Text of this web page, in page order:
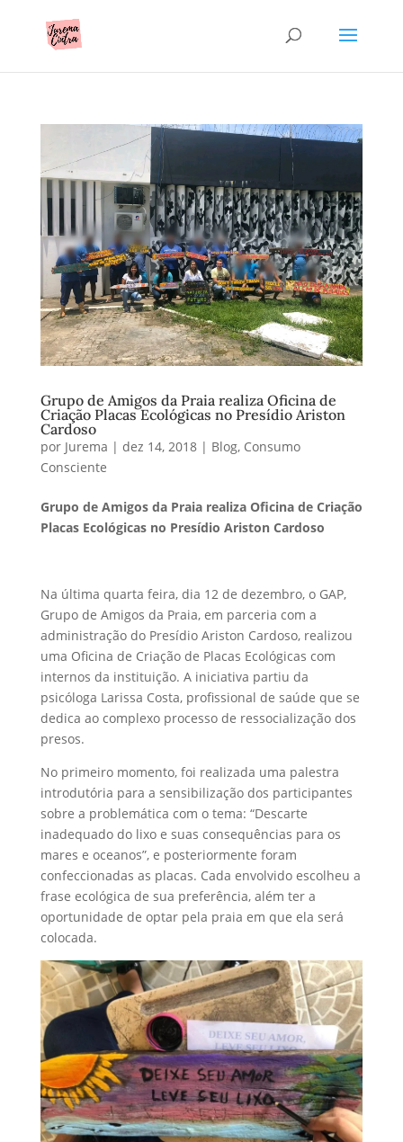
Grupo de Amigos da Praia realiza Oficina de
Criação Placas Ecológicas no Presídio Ariston
Cardoso
por Jurema | dez 14, 2018| Blog, Consumo
Consciente
Grupo de Amigos da Praia realiza Oficina de Criação
Placas Ecológicas no Presídio Ariston Cardoso
Na última quarta feira, dia 12 de dezembro, o GAP,
Grupo de Amigos da Praia, em parceria com a
administração do Presídio Ariston Cardoso, realizou
uma Oficina de Criação de Placas Ecológicas com
internos da instituição. A iniciativa partiu da
psicóloga Larissa Costa, profissional de saúde que se
dedica ao complexo processo de ressocialização dos
presos.
No primeiro momento, foi realizada uma palestra
introdutória para a sensibilização dos participantes
sobre a problemática com o tema: “Descarte
inadequado do lixo e suas consequências para os
mares e oceanos”, e posteriormente foram
confeccionadas as placas. Cada envolvido escolheu a
frase ecológica de sua preferência, além ter a
oportunidade de optar pela praia em que ela será
colocada.